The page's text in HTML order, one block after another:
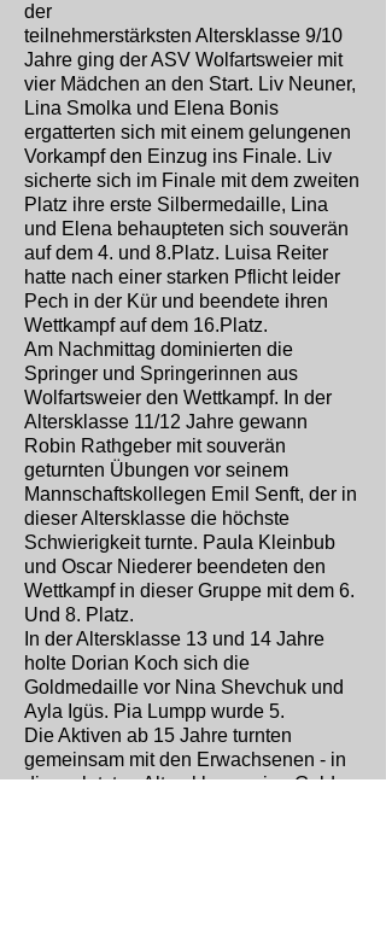
der
teilnehmerstärksten Altersklasse 9/10
Jahre ging der ASV Wolfartsweier mit
vier Mädchen an den Start. Liv Neuner,
Lina Smolka und Elena Bonis
ergatterten sich mit einem gelungenen
Vorkampf den Einzug ins Finale. Liv
sicherte sich im Finale mit dem zweiten
Platz ihre erste Silbermedaille, Lina
und Elena behaupteten sich souverän
auf dem 4. und 8.Platz. Luisa Reiter
hatte nach einer starken Pflicht leider
Pech in der Kür und beendete ihren
Wettkampf auf dem 16.Platz.
Am Nachmittag dominierten die
Springer und Springerinnen aus
Wolfartsweier den Wettkampf. In der
Altersklasse 11/12 Jahre gewann
Robin Rathgeber mit souverän
geturnten Übungen vor seinem
Mannschaftskollegen Emil Senft, der in
dieser Altersklasse die höchste
Schwierigkeit turnte. Paula Kleinbub
und Oscar Niederer beendeten den
Wettkampf in dieser Gruppe mit dem 6.
Und 8. Platz.
In der Altersklasse 13 und 14 Jahre
holte Dorian Koch sich die
Goldmedaille vor Nina Shevchuk und
Ayla Igüs. Pia Lumpp wurde 5.
Die Aktiven ab 15 Jahre turnten
gemeinsam mit den Erwachsenen - in
dieser letzten Altersklasse ging Gold an